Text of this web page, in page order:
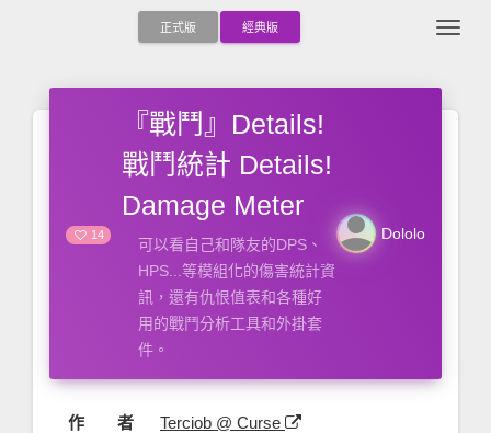
正式版 經典版
14
『戰鬥』Details!
戰鬥統計 Details!
Damage Meter
可以看自己和隊友的DPS、
HPS...等模組化的傷害統計資
訊，還有仇恨值表和各種好
用的戰鬥分析工具和外掛套
件。
person Dololo
作 者 Terciob @ Curse